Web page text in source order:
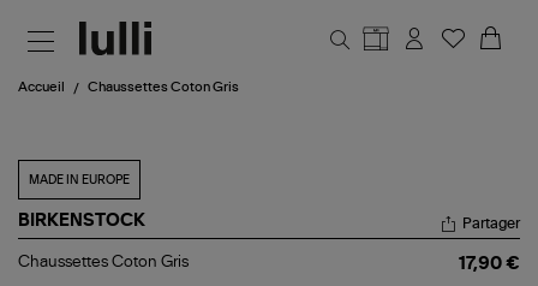
Accueil Chaussettes Coton Gris
MADE IN EUROPE
BIRKENSTOCK
Chaussettes
Partager
Chaussettes Coton Gris
17,90 €